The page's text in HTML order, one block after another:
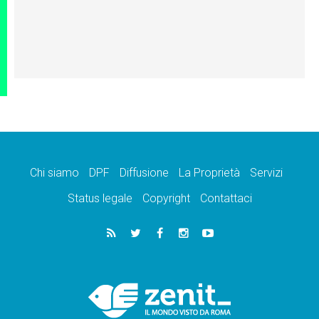
Chi siamo DPF Diffusione La Proprietà
Servizi
Status legale
Copyright Contattaci